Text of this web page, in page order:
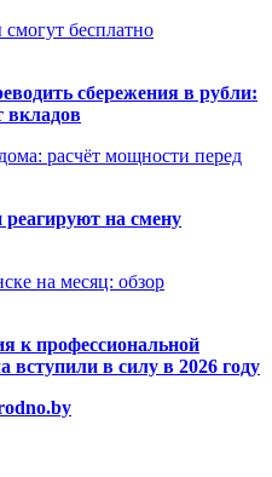
бесплатно
сбережения в рубли:
вкладов
расчёт мощности перед
на смену
на месяц: обзор
к профессиональной
в силу в 2026 году